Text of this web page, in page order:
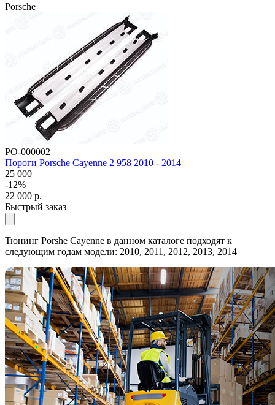
Porsche
PO-000002
Пороги Porsche Cayenne 2 958 2010 - 2014
25 000
-12%
22 000 р.
Быстрый заказ
Тюнинг Porshe Cayenne в данном каталоге подходят к
следующим годам модели: 2010, 2011, 2012, 2013, 2014